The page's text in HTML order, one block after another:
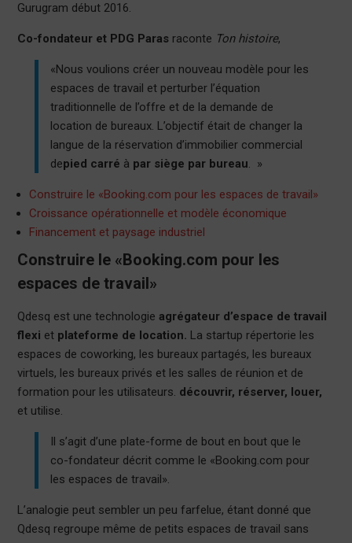
Gurugram début 2016.
Co-fondateur et PDG Paras raconte Ton histoire,
«Nous voulions créer un nouveau modèle pour les
espaces de travail et perturber l’équation
traditionnelle de l’offre et de la demande de
location de bureaux. L’objectif était de changer la
langue de la réservation d’immobilier commercial
depied carré à par siège par bureau. »
Construire le «Booking.com pour les espaces de travail»
Croissance opérationnelle et modèle économique
Financement et paysage industriel
Construire le «Booking.com pour les
espaces de travail»
Qdesq est une technologie agrégateur d’espace de travail
flexi et plateforme de location. La startup répertorie les
espaces de coworking, les bureaux partagés, les bureaux
virtuels, les bureaux privés et les salles de réunion et de
formation pour les utilisateurs. découvrir, réserver, louer,
et utilise.
Il s’agit d’une plate-forme de bout en bout que le
co-fondateur décrit comme le «Booking.com pour
les espaces de travail».
L’analogie peut sembler un peu farfelue, étant donné que
Qdesq regroupe même de petits espaces de travail sans